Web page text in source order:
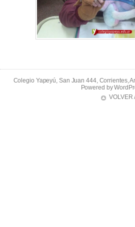
Colegio Yapeyú, San Juan 444, Corrientes,
Powered by
VOLVER